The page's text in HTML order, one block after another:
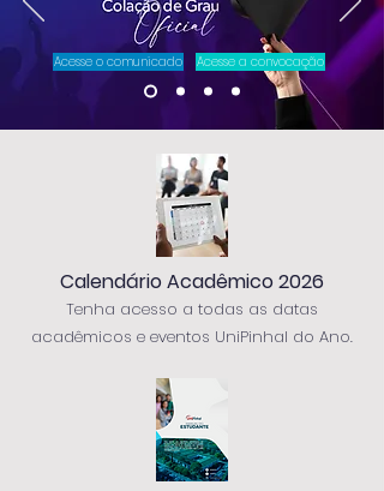
Acesse o comunicado Acesse a convocação
Calendário Acadêmico 2026
Tenha acesso a todas as datas
acadêmicos e eventos UniPinhal do Ano.